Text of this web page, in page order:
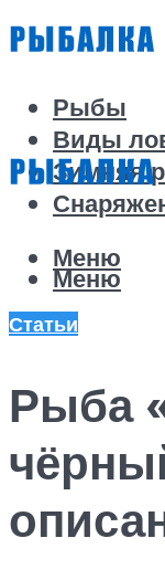
Рыбы
Виды
Зимняя
Меню
Меню
Статьи
Рыба